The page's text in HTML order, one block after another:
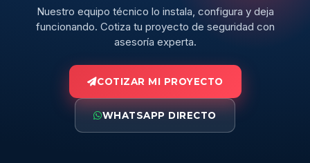
Nuestro equipo técnico lo instala, configura y deja
funcionando. Cotiza tu proyecto de seguridad con
asesoría experta.
COTIZAR MI PROYECTO
WHATSAPP DIRECTO